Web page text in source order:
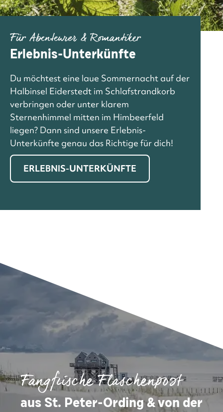
Für Abenteurer & Romantiker
Erlebnis-Unterkünfte
Du möchtest eine laue Sommernacht auf der
Halbinsel Eiderstedt im Schlafstrandkorb
verbringen oder unter klarem
Sternenhimmel mitten im Himbeerfeld
liegen? Dann sind unsere Erlebnis-
Unterkünfte genau das Richtige für dich!
ERLEBNIS-UNTERKÜNFTE
Fangfrische Flaschenpost
aus St. Peter-Ording & von der